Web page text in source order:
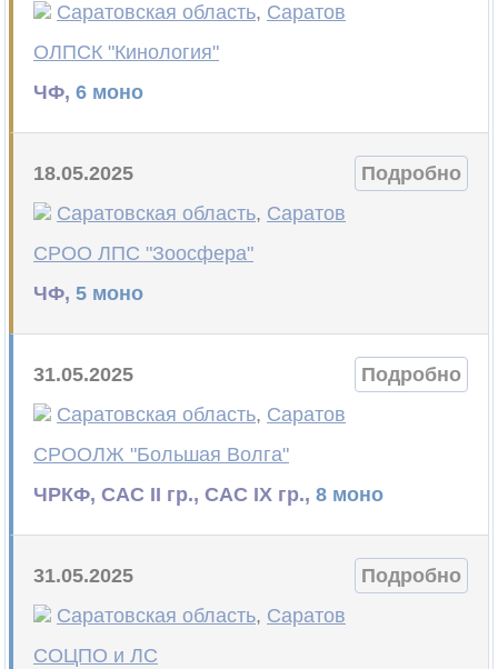
Саратовская область, Саратов
ОЛПСК "Кинология"
ЧФ, 6 моно
18.05.2025
Подробно
Саратовская область, Саратов
СРОО ЛПС "Зоосфера"
ЧФ, 5 моно
31.05.2025
Подробно
Саратовская область, Саратов
СРООЛЖ "Большая Волга"
ЧРКФ, САС II гр., САС IX гр., 8 моно
31.05.2025
Подробно
Саратовская область, Саратов
СОЦПО и ЛС